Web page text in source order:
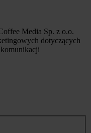
Media Sp. z o.o.
dotyczących